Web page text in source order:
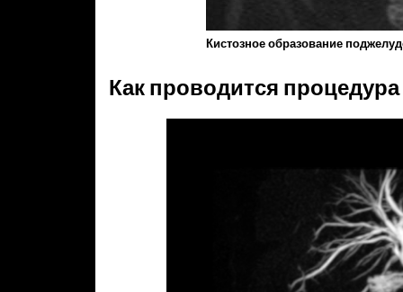
Кистозное образование
Как проводится процедура